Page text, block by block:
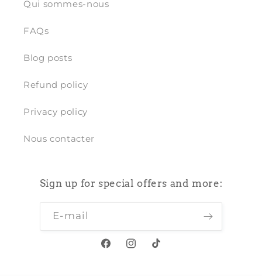
Qui sommes-nous
FAQs
Blog posts
Refund policy
Privacy policy
Nous contacter
Sign up for special offers and more:
E-mail
FacebookInstagram
TikTok